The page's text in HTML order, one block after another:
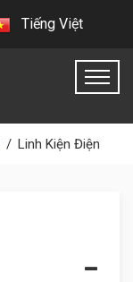
Tiếng Việt
Linh Kiện Điện